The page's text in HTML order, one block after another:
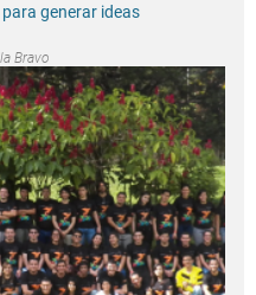
generar ideas
Bravo